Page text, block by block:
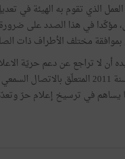
الذي تقوم به الهيئة في
مؤكّدا في هذا الصدد على
مختلف الأطراف ذات
أن لا تراجع عن دعم حريّة
يفرضه المرسوم 116 لسنة 2011
يساهم في ترسيخ إعلام حرّ